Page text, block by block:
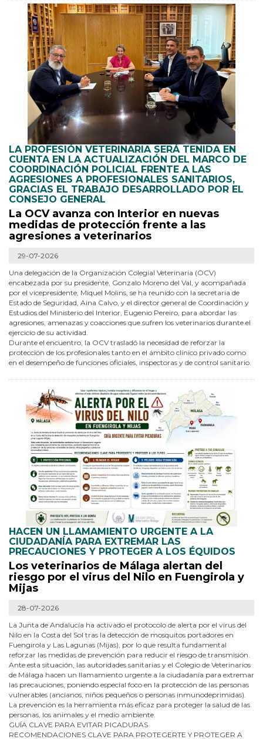
LA PROFESIÓN VETERINARIA SERÁ TENIDA EN
CUENTA EN LA ACTUALIZACIÓN DEL MARCO DE
COORDINACIÓN POLICIAL FRENTE A LAS
AGRESIONES A PROFESIONALES SANITARIOS,
GRACIAS EL TRABAJO DESARROLLADO POR EL
CONSEJO GENERAL
La OCV avanza con Interior en nuevas
medidas de protección frente a las
agresiones a veterinarios
29-07-2026
Una delegación de la Organización Colegial Veterinaria (OCV)
encabezada por su presidente, Gonzalo Moreno del Val, y acompañada
por el vicepresidente, Miquel Molins, se ha reunido con la secretaria de
Estado de Seguridad, Aina Calvo, y el director general de Coordinación y
Estudios del Ministerio del Interior, Eugenio Pereiro, para abordar las
agresiones, amenazas y coacciones que sufren los veterinarios durante el
ejercicio de su actividad.
Durante el encuentro, la OCV trasladó la necesidad de reforzar la
protección de los profesionales tanto en el ámbito clínico privado como
en el desempeño de funciones oficiales, inspectoras y de control sanitario.
HACEN UN LLAMAMIENTO URGENTE A LA
CIUDADANÍA PARA EXTREMAR LAS
PRECAUCIONES Y PROTEGER A LOS ÉQUIDOS
Los veterinarios de Málaga alertan del
riesgo por el virus del Nilo en Fuengirola y
Mijas
28-07-2026
La Junta de Andalucía ha activado el protocolo de alerta por el virus del
Nilo en la Costa del Sol tras la detección de mosquitos portadores en
Fuengirola y Las Lagunas (Mijas), por lo que resulta fundamental
reforzar las medidas de prevención para reducir el riesgo de transmisión.
Ante esta situación, las autoridades sanitarias y el Colegio de Veterinarios
de Málaga hacen un llamamiento urgente a la ciudadanía para extremar
las precauciones, poniendo especial foco en la protección de las personas
vulnerables (ancianos, niños pequeños o personas inmunodeprimidas).
La prevención es la herramienta más eficaz para proteger la salud de las
personas, los animales y el medio ambiente.
GUÍA CLAVE PARA EVITAR PICADURAS
RECOMENDACIONES CLAVE PARA PROTEGERTE Y PROTEGER A